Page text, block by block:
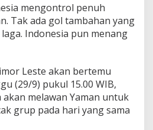
mengontrol penuh
Tak ada gol tambahan yang
Indonesia pun menang
Leste akan bertemu
(29/9) pukul 15.00 WIB,
melawan Yaman untuk
grup pada hari yang sama